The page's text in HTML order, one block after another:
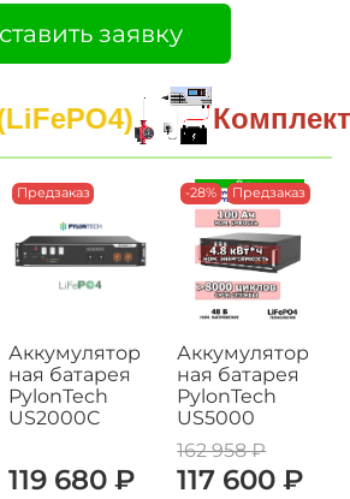
заявку
Предзаказ
Аккумулятор
ная батарея
PylonTech
US2000C
119 680 ₽
-28% Предзаказ
Аккумулятор
ная батарея
PylonTech
US5000
162 958 ₽
117 600 ₽